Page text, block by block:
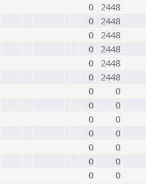
0 2448
0 2448
0 2448
0 2448
0 2448
0 2448
0
0
0
0
0
0
0
0
0
0
0
0
0 0